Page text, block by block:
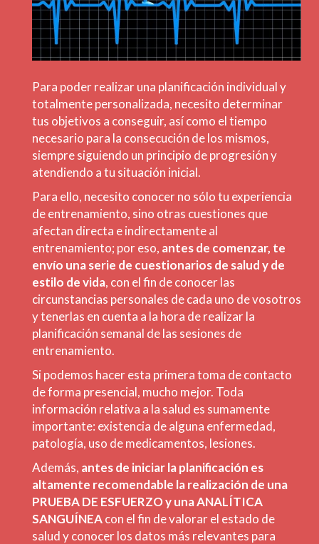
Para poder realizar una planificación individual y
totalmente personalizada, necesito determinar
tus objetivos a conseguir, así como el tiempo
necesario para la consecución de los mismos,
siempre siguiendo un principio de progresión y
atendiendo a tu situación inicial.
Para ello, necesito conocer no sólo tu experiencia
de entrenamiento, sino otras cuestiones que
afectan directa e indirectamente al
entrenamiento; por eso, antes de comenzar, te
envío una serie de cuestionarios de salud y de
estilo de vida, con el fin de conocer las
circunstancias personales de cada uno de vosotros
y tenerlas en cuenta a la hora de realizar la
planificación semanal de las sesiones de
entrenamiento.
Si podemos hacer esta primera toma de contacto
de forma presencial, mucho mejor. Toda
información relativa a la salud es sumamente
importante: existencia de alguna enfermedad,
patología, uso de medicamentos, lesiones.
Además, antes de iniciar la planificación es
altamente recomendable la realización de una
PRUEBA DE ESFUERZO y una ANALÍTICA
SANGUÍNEAcon el fin de valorar el estado de
salud y conocer los datos más relevantes para